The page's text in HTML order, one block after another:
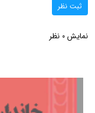
ثبت نظر
نمایش 0 نظر